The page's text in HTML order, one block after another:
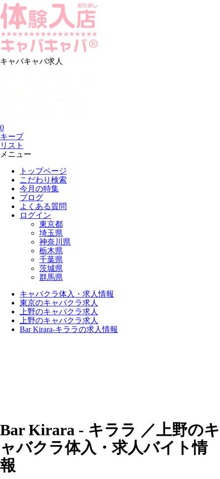
キャバキャバ求人
0
キープ
リスト
メニュー
トップページ
こだわり検索
今月の特集
ブログ
よくある質問
ログイン
東京都
埼玉県
神奈川県
栃木県
千葉県
茨城県
群馬県
キャバクラ体入・求人情報
東京のキャバクラ求人
上野のキャバクラ求人
上野のキャバクラ求人
Bar Kirara-キララの求人情報
Bar Kirara - キララ ／上野のキ
ャバクラ体入・求人バイト情
報